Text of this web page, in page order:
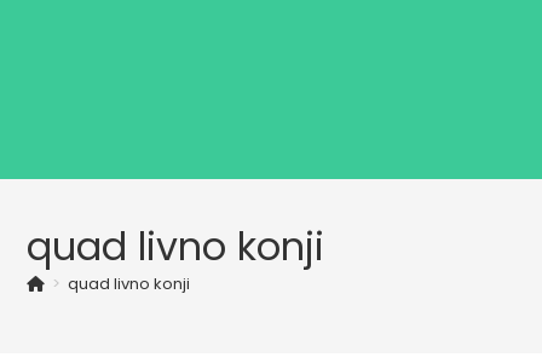
quad livno konji
> quad livno konji